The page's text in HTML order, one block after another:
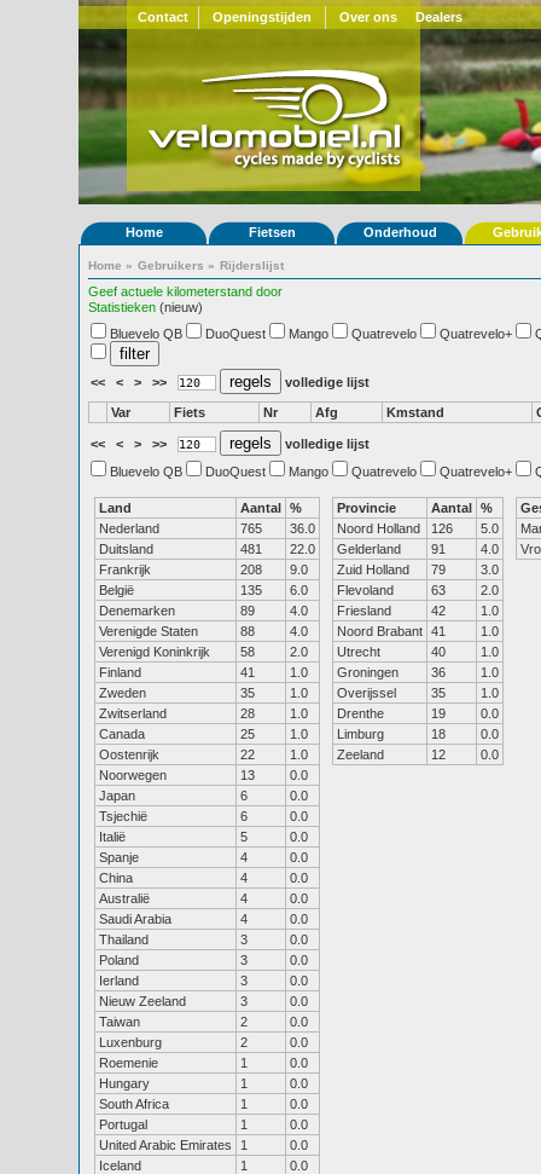
Contact Openingstijden Over ons Dealers
Home Fietsen Onderhoud
Home » Gebruikers » Rijderslijst
Geef actuele kilometerstand door
Statistieken (nieuw)
Bluevelo QB
DuoQuest Mango Quatrevelo Quatrevelo+
<< < > >> volledige lijst
Var Fiets Nr Afg Kmstand
<< < > >>
volledige lijst
Bluevelo QB
DuoQuest Mango Quatrevelo Quatrevelo+
Land Aantal %
Nederland
765
36.0
Duitsland
481
22.0
Frankrijk
208
9.0
België
135
6.0
Denemarken
89
4.0
Verenigde Staten
88
4.0
Verenigd Koninkrijk
58
2.0
Finland
41
1.0
Zweden
35
1.0
Zwitserland
28
1.0
Canada
25
1.0
Oostenrijk
22
1.0
Noorwegen
13
0.0
Japan
6
0.0
Tsjechië
6
0.0
Italië
5
0.0
Spanje
4
0.0
China
4
0.0
Australië
4
0.0
Saudi Arabia
4
0.0
Thailand
3
0.0
Poland
3
0.0
Ierland
3
0.0
Nieuw Zeeland
3
0.0
Taiwan
2
0.0
Luxenburg
2
0.0
Roemenie
1
0.0
Hungary
1
0.0
South Africa
1
0.0
Portugal
1
0.0
United Arabic Emirates
1
0.0
Iceland
1 0.0
Provincie Aantal %
Noord Holland
126
5.0
Gelderland
91
4.0
Zuid Holland
79
3.0
Flevoland
63
2.0
Friesland
42
1.0
Noord Brabant 41
1.0
Utrecht
40
1.0
Groningen
36
1.0
Overijssel
35
1.0
Drenthe
19
0.0
Limburg
18
0.0
Zeeland
12 0.0